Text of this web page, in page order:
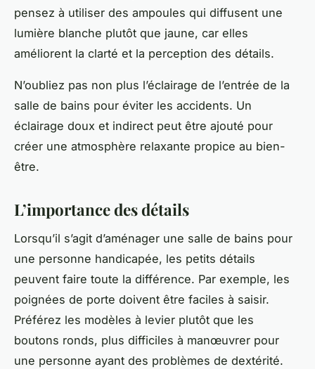
pensez à utiliser des ampoules qui diffusent une
lumière blanche plutôt que jaune, car elles
améliorent la clarté et la perception des détails.
N’oubliez pas non plus l’éclairage de l’entrée de la
salle de bains pour éviter les accidents. Un
éclairage doux et indirect peut être ajouté pour
créer une atmosphère relaxante propice au bien-
être.
L’importance des détails
Lorsqu’il s’agit d’aménager une salle de bains pour
une personne handicapée, les petits détails
peuvent faire toute la différence. Par exemple, les
poignées de porte doivent être faciles à saisir.
Préférez les modèles à levier plutôt que les
boutons ronds, plus difficiles à manœuvrer pour
une personne ayant des problèmes de dextérité.